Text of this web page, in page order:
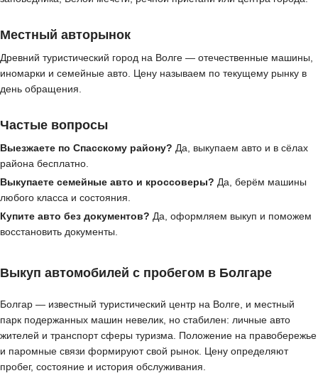
Местный авторынок
Древний туристический город на Волге — отечественные машины,
иномарки и семейные авто. Цену называем по текущему рынку в
день обращения.
Частые вопросы
Выезжаете по Спасскому району? Да, выкупаем авто и в сёлах
района бесплатно.
Выкупаете семейные авто и кроссоверы? Да, берём машины
любого класса и состояния.
Купите авто без документов? Да, оформляем выкуп и поможем
восстановить документы.
Выкуп автомобилей с пробегом в Болгаре
Болгар — известный туристический центр на Волге, и местный
парк подержанных машин невелик, но стабилен: личные авто
жителей и транспорт сферы туризма. Положение на правобережье
и паромные связи формируют свой рынок. Цену определяют
пробег, состояние и история обслуживания.